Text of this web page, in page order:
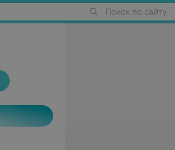
Поиск по сайту